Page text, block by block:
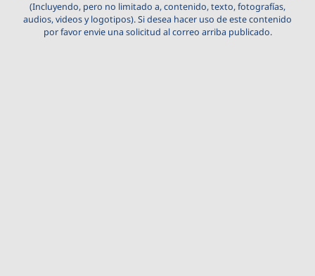
(Incluyendo, pero no limitado a, contenido, texto, fotografías,
audios, videos y logotipos). Si desea hacer uso de este contenido
por favor envie una solicitud al correo arriba publicado.